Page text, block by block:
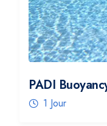
PADI
1 Jour